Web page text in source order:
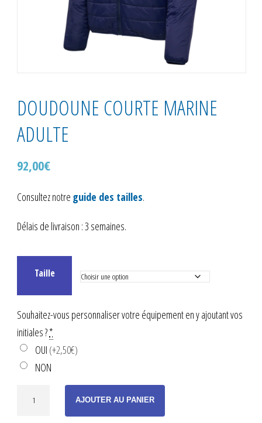
DOUDOUNE COURTE MARINE
ADULTE
92,00€
Consultez notre guide des tailles.
Délais de livraison : 3 semaines.
Taille
Souhaitez-vous personnaliser votre équipement en y ajoutant vos
initiales ?*
OUI (+2,50€)
NON
AJOUTER AU PANIER